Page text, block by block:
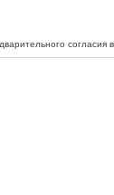
согласия